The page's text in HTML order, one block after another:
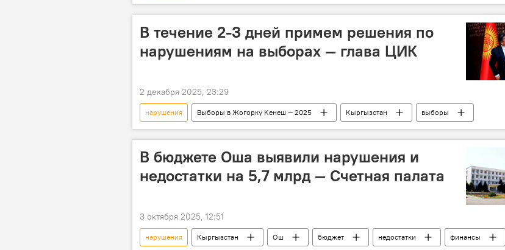
В течение 2-3 дней примем решения по
нарушениям на выборах — глава ЦИК
2 декабря 2025, 23:29
нарушения Выборы в Жогорку Кенеш — 2025 Кыргызстан
выборы
Жогорку Кенеш
ЦИК Тынчтык Шайназаров
В бюджете Оша выявили нарушения и
недостатки на 5,7 млрд — Счетная палата
3 октября 2025, 12:51
нарушения Кыргызстан Ош бюджет недостатки
финансы